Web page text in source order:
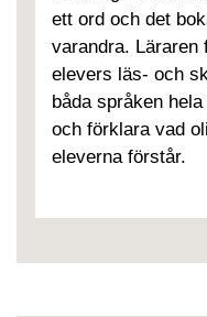
ett ord och det
varandra. Läraren
elevers läs- och
båda språken
och förklara vad
eleverna förstår.